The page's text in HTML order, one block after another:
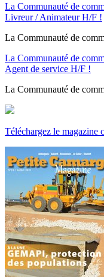
La Communauté de
Livreur / Animateur H/F !
La Communauté de
La Communauté de
Agent de service H/F !
La Communauté de
Téléchargez le magazine